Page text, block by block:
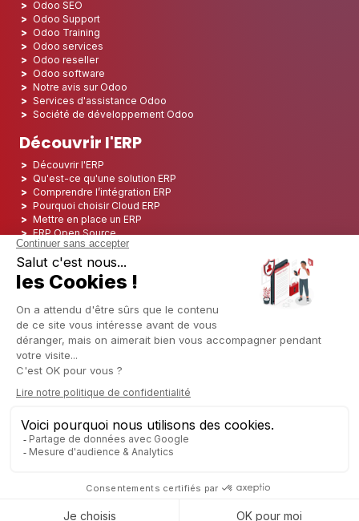
Odoo SEO
Odoo Support
Odoo Training
Odoo services
Odoo reseller
Odoo software
Notre avis sur Odoo
Services d'assistance Odoo
Société de développement Odoo
Découvrir l'ERP
Découvrir l'ERP
Qu'est-ce qu'une solution ERP
Comprendre l’intégration ERP
Pourquoi choisir Cloud ERP
Mettre en place un ERP
ERP Open Source
Logiciel ERP Open Source
Top 5 des ERP Open Source
ERP Deployment
ERP Implementation
ERP Consulting
ERP Project
ERP System
Odoo ERP pour le secteur des assurances
Odoo ERP pour le secteur de la logistique
Odoo ERP pour l'industrie du CBD
Odoo ERP pour l'industrie manufacturière
Copyright © 2006 - 2025 CAPTIVEA Français
Généré par Open Source eCommerce